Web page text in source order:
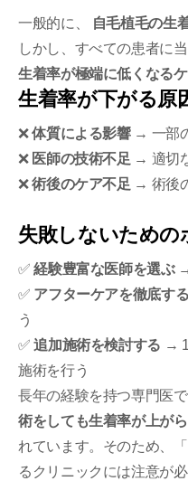
一般的に、 自毛植毛の生
しかし、すべての患者に
生着率が極端に低くなる
生着率が下がる原
❌体質による影響→ 一部
❌ 医師の技術不足 → 適切
❌術後のケア不足 → 術後
失敗しないための
✅経験豊富な医師を選ぶ→
✅ アフターケアを徹底する
う
✅追加施術を検討する →
施術を行う
長年の経験を持つ専門医で
術をしても生着率が上が
れています。そのため、
るクリニックには注意が必